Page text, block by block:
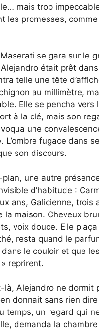
mais trop
les promesses,
se gara sur le
était prêt
telle une tête
au millimètre,
Elle se pencha vers
à la clé, mais son
une
L’ombre fugace dans
son discours.
plan, une autre
d’habitude :
ans, Galicienne, trois
la maison. Cheveux
voix douce. Elle
resta quand le
dans le couloir et que
reprirent.
là, Alejandro ne dormit
donnait sans rien
temps, un regard qui
demanda la chambre